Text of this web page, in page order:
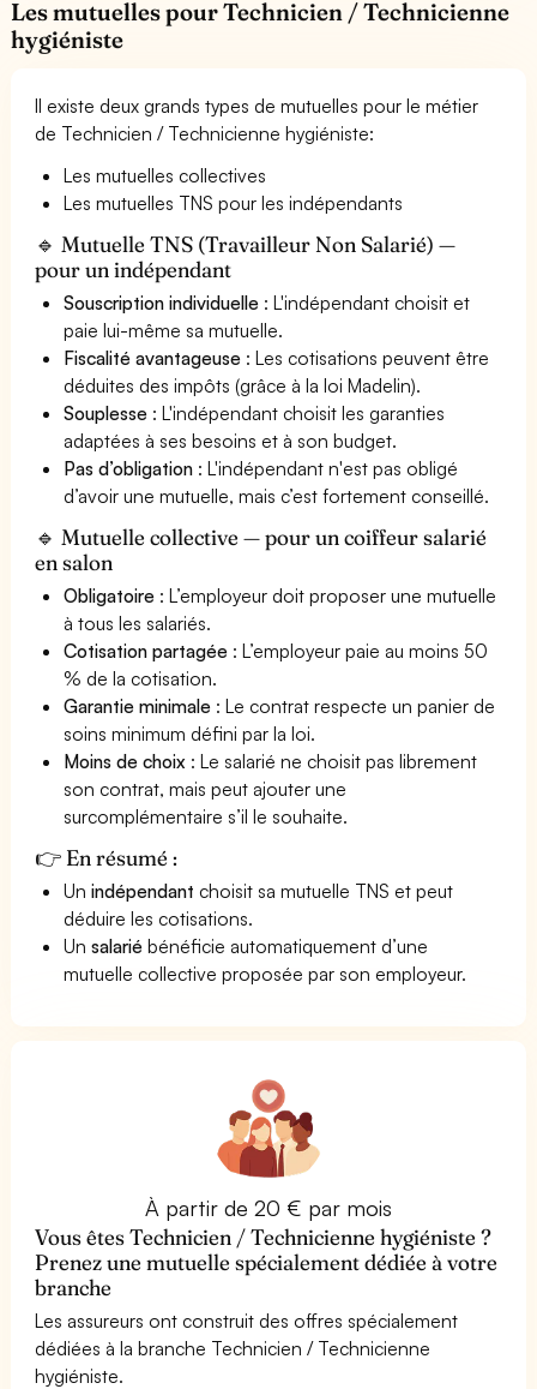
Les mutuelles pour Technicien / Technicienne
hygiéniste
Il existe deux grands types de mutuelles pour le métier
de Technicien / Technicienne hygiéniste:
Les mutuelles collectives
Les mutuelles TNS pour les indépendants
🔹 Mutuelle TNS (Travailleur Non Salarié) —
pour un indépendant
Souscription individuelle : L'indépendant choisit et
paie lui-même sa mutuelle.
Fiscalité avantageuse : Les cotisations peuvent être
déduites des impôts (grâce à la loi Madelin).
Souplesse : L'indépendant choisit les garanties
adaptées à ses besoins et à son budget.
Pas d’obligation : L'indépendant n'est pas obligé
d’avoir une mutuelle, mais c’est fortement conseillé.
🔹 Mutuelle collective — pour un coiffeur salarié
en salon
Obligatoire : L’employeur doit proposer une mutuelle
à tous les salariés.
Cotisation partagée : L’employeur paie au moins 50
% de la cotisation.
Garantie minimale : Le contrat respecte un panier de
soins minimum défini par la loi.
Moins de choix : Le salarié ne choisit pas librement
son contrat, mais peut ajouter une
surcomplémentaire s’il le souhaite.
👉 En résumé :
Unindépendant choisit sa mutuelle TNS et peut
déduire les cotisations.
Unsalarié bénéficie automatiquement d’une
mutuelle collective proposée par son employeur.
À partir de 20 € par mois
Vous êtes Technicien / Technicienne hygiéniste ?
Prenez une mutuelle spécialement dédiée à votre
branche
Les assureurs ont construit des offres spécialement
dédiées à la branche Technicien / Technicienne
hygiéniste.